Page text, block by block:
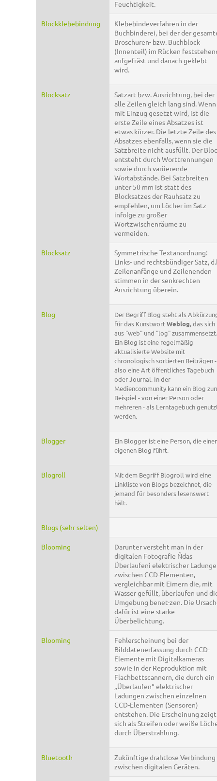
Feuchtigkeit.
Blockklebebindung
Klebebindeverfahren in der
Buchbinderei, bei der der
Broschuren- bzw. Buchblock
(Innenteil) im Rücken
aufgefräst und danach geklebt
wird.
Blocksatz
Satzart bzw. Ausrichtung, bei der
alle Zeilen gleich lang sind. Wenn
mit Einzug gesetzt wird, ist die
erste Zeile eines Absatzes ist
etwas kürzer. Die letzte Zeile des
Absatzes ebenfalls, wenn sie die
Satzbreite nicht ausfüllt. Der
entsteht durch Worttrennungen
sowie durch variierende
Wortabstände. Bei Satzbreiten
unter 50 mm ist statt des
Blocksatzes der Rauhsatz zu
empfehlen, um Löcher im Satz
infolge zu großer
Wortzwischenräume zu
vermeiden.
Blocksatz
Symmetrische Textanordnung:
Links- und rechtsbündiger Satz,
Zeilenanfänge und Zeilenenden
stimmen in der senkrechten
Ausrichtung überein.
Blog
Der Begriff Blog steht als
für das KunstwortWeblog, das sich
aus "web" und "log" zusammensetzt.
Ein Blog ist eine regelmäßig
aktualisierte Website mit
chronologisch sortierten Beiträgen -
also eine Art öffentliches Tagebuch
oder Journal. In der
Mediencommunity kann ein Blog
Beispiel - von einer Person oder
mehreren - als Lerntagebuch
werden.
Blogger
Ein Blogger ist eine Person, die
eigenen Blog führt.
Blogroll
Mit dem Begriff Blogroll wird eine
Linkliste von Blogs bezeichnet, die
jemand für besonders lesenswert
hält.
Blogs (sehr selten)
Blooming
Darunter versteht man in der
digitalen Fotografie Ñdas
Überlaufenì elektrischer
zwischen CCD-Elementen,
vergleichbar mit Eimern die, mit
Wasser gefüllt, überlaufen und
Umgebung benet-zen. Die
dafür ist eine starke
Überbelichtung.
Blooming
Fehlerscheinung bei der
Bilddatenerfassung durch CCD-
Elemente mit Digitalkameras
sowie in der Reproduktion mit
Flachbettscannern, die durch ein
„Überlaufen“ elektrischer
Ladungen zwischen einzelnen
CCD-Elementen (Sensoren)
entstehen. Die Erscheinung zeigt
sich als Streifen oder weiße
durch Überstrahlung.
Bluetooth
Zukünftige drahtlose Verbindung
zwischen digitalen Geräten.